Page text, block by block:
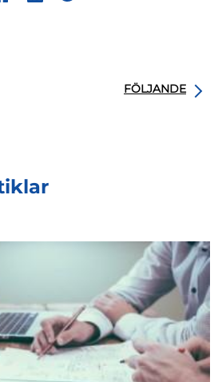
FÖLJANDE